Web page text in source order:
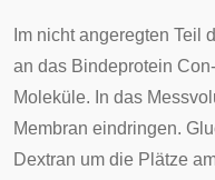
Im nicht angeregten Teil
an das Bindeprotein
Moleküle. In das
Membran eindringen.
Dextran um die Plätze